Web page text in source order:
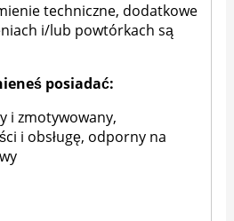
techniczne, dodatkowe
i/lub powtórkach są
posiadać:
i zmotywowany,
i obsługę, odporny na